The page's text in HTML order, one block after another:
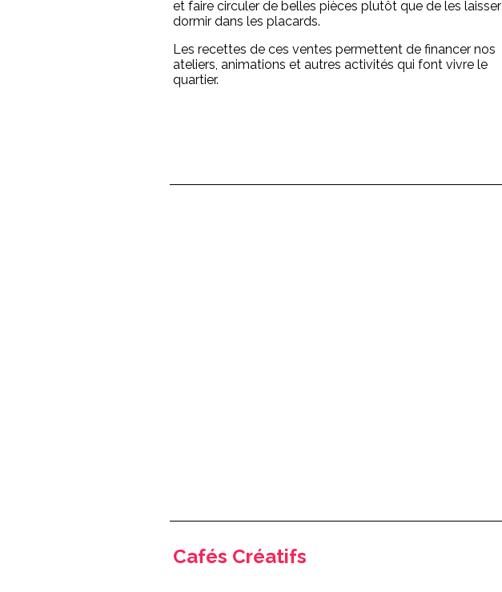
et faire circuler de belles pièces plutôt que de les laisser
dormir dans les placards.
Les recettes de ces ventes permettent de financer nos
ateliers, animations et autres activités qui font vivre le
quartier.
Cafés Créatifs